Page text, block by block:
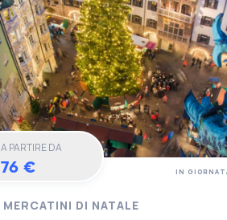
A PARTIRE DA
76 €
MERCATINI DI NATALE
IN